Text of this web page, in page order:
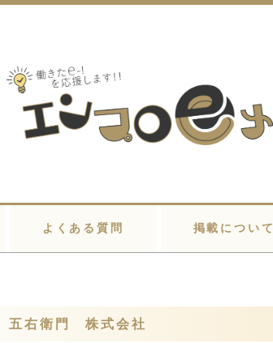
よくある質問 掲載について
五右衛門 株式会社